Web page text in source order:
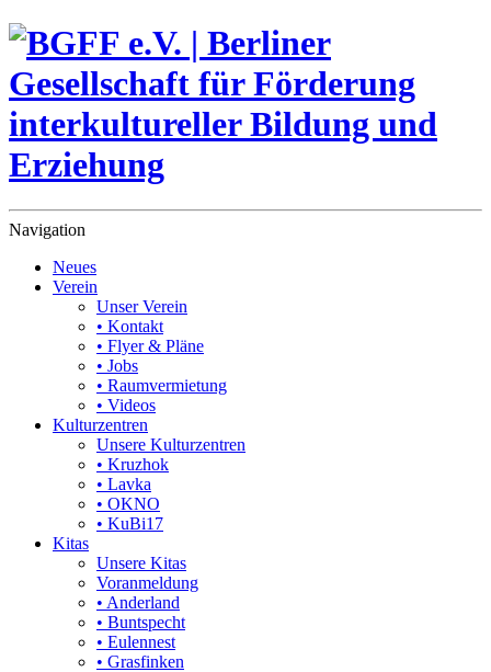
Navigation
Neues
Verein
Unser Verein
• Kontakt
• Flyer & Pläne
• Jobs
• Raumvermietung
• Videos
Kulturzentren
Unsere Kulturzentren
• Kruzhok
• Lavka
• OKNO
• KuBi17
Kitas
Unsere Kitas
Voranmeldung
• Anderland
• Buntspecht
• Eulennest
• Grasfinken